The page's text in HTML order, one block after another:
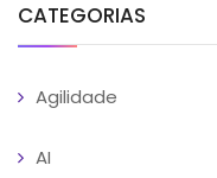
CATEGORIAS
Agilidade
AI